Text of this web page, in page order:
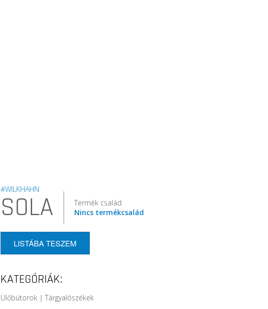
#WILKHAHN
SOLA
Termék család
Nincs termékcsalád
LISTÁBA TESZEM
KATEGÓRIÁK:
Ülőbútorok | Tárgyalószékek